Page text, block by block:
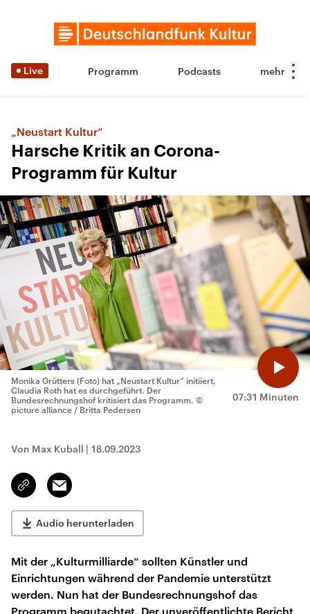
Live Programm Podcasts
„Neustart Kultur“
Harsche Kritik an Corona-
Programm für Kultur
07:31 Minuten
Monika Grütters (Foto) hat „Neustart Kultur“ initiiert,
Claudia Roth hat es durchgeführt. Der
Bundesrechnungshof kritisiert das Programm. ©
picture alliance / Britta Pedersen
Von Max Kuball | 18.09.2023
Link
kopieren/teilen
Email
Audio herunterladen
Mit der „Kulturmilliarde“ sollten Künstler und
Einrichtungen während der Pandemie unterstützt
werden. Nun hat der Bundesrechnungshof das
Programm begutachtet. Der unveröffentlichte Bericht